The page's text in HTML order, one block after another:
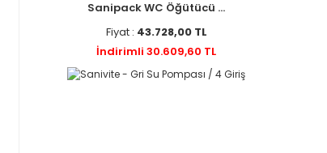
Sanipack WC Öğütücü ...
Fiyat : 43.728,00 TL
İndirimli 30.609,60 TL